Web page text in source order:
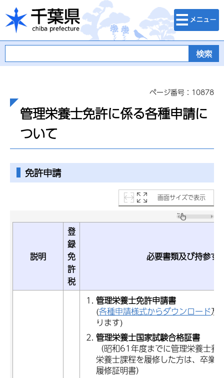
千葉県
検索・メニュ
ー
ページ番号：10878
管理栄養士免許に係る各種申請に
ついて
免許申請
画面サイズで表示
説明
登
録
免
許
税
必要書類及び持参す
管理栄養士免許申請書
(各種申請様式からダウンロード及
ります)
管理栄養士国家試験合格証書
（昭和61年度までに管理栄養士
栄養士課程を履修した方は、卒業
履修証明書）